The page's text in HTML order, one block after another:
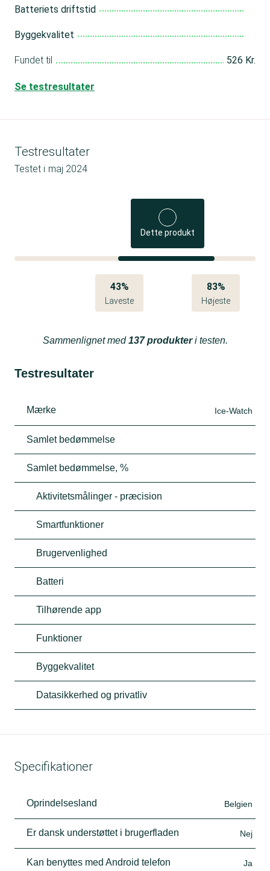
Batteriets driftstid
Byggekvalitet
Fundet til 526 Kr.
Se testresultater
Testresultater
Testet i maj 2024
Dette produkt
43%
Laveste
83%
Højeste
Sammenlignet med137 produkteri testen.
Testresultater
Mærke Ice-Watch
Samlet bedømmelse
Samlet bedømmelse, %
Aktivitetsmålinger - præcision
Smartfunktioner
Brugervenlighed
Batteri
Tilhørende app
Funktioner
Byggekvalitet
Datasikkerhed og privatliv
Specifikationer
Oprindelsesland Belgien
Er dansk understøttet i brugerfladen Nej
Kan benyttes med Android telefon Ja